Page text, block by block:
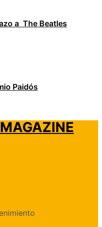
a The Beatles
Paidós